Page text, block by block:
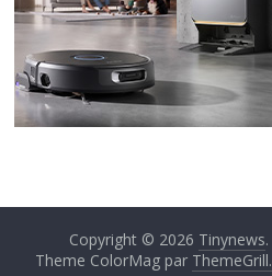
Copyright © 2026 Tinynews
Theme ColorMag par ThemeGrill.